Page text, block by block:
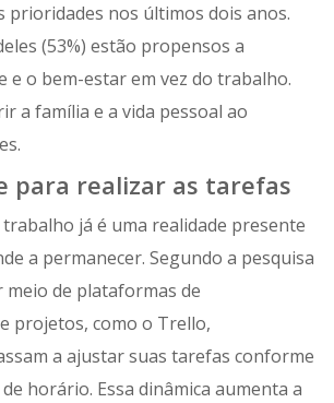
prioridades nos últimos dois anos.
(53%) estão propensos a
e o bem-estar em vez do trabalho.
a família e a vida pessoal ao
para realizar as tarefas
já é uma realidade presente
a permanecer. Segundo a pesquisa
de plataformas de
projetos, como o Trello,
a ajustar suas tarefas conforme
horário. Essa dinâmica aumenta a